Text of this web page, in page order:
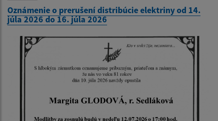
Oznámenie o prerušení distribúcie elektriny od 14.
júla 2026 do 16. júla 2026